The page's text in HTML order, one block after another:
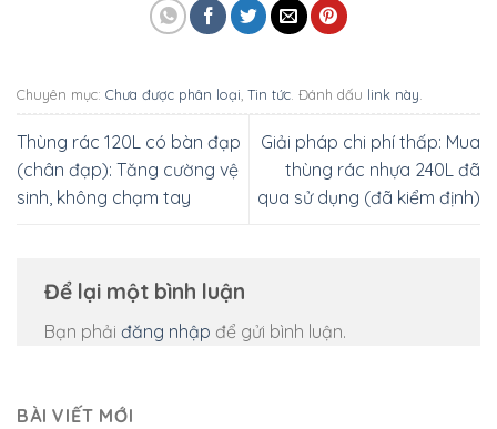
Chuyên mục: Chưa được phân loại Tin tức . Đánh dấu link này
Thùng rác 120L có bàn đạp
(chân đạp): Tăng cường vệ
sinh, không chạm tay
Giải pháp chi phí thấp: Mua
thùng rác nhựa 240L đã
qua sử dụng (đã kiểm định)
Để lại một bình luận
Bạn phải đăng nhập để gửi bình luận.
BÀI VIẾT MỚI